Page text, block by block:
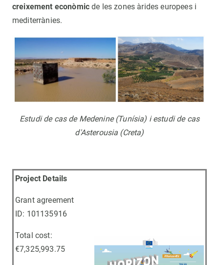
creixement econòmic de les zones àrides europees i
mediterrànies.
Estudi de cas de Medenine (Tunísia) i estudi de cas
d'Asterousia (Creta)
Project Details
Grant agreement
ID: 101135916
Total cost:
€7,325,993.75